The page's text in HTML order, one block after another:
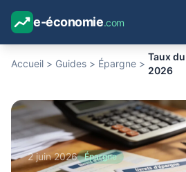
e-économie.com
Accueil > Guides > Épargne >
Taux
2026
2 juin 2026 Épargne